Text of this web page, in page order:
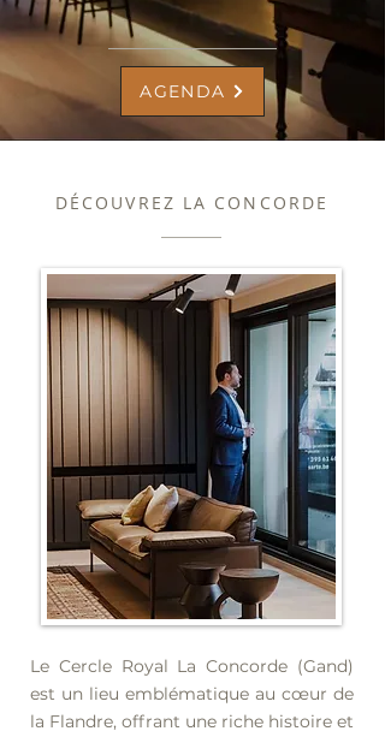
AGENDA
DÉCOUVREZ LA CONCORDE
Le Cercle Royal La Concorde (Gand)
est un lieu emblématique au cœur de
la Flandre, offrant une riche histoire et